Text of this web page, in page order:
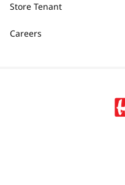
Store Tenant
Careers